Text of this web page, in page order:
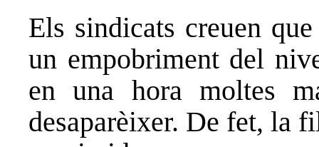
Els sindicats creuen
un empobriment del
en una hora moltes
desaparèixer. De fet, la